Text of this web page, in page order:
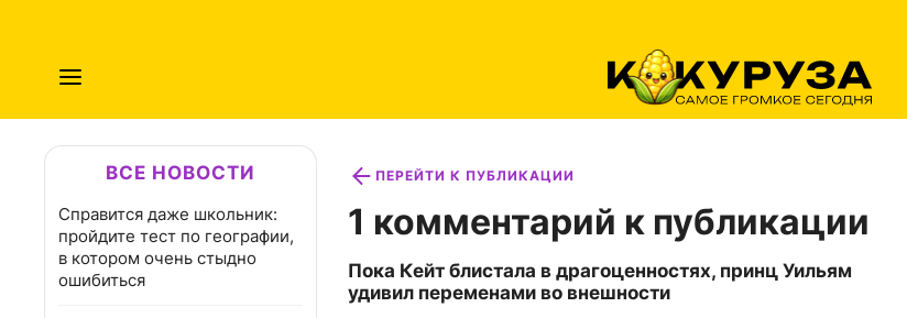
ВСЕ НОВОСТИ
Справится даже школьник:
пройдите тест по географии,
в котором очень стыдно
ошибиться
ПЕРЕЙТИ К ПУБЛИКАЦИИ
1 комментарий к публикации
Пока Кейт блистала в драгоценностях, принц Уильям
удивил переменами во внешности